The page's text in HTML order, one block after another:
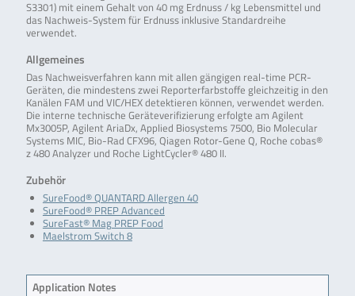
S3301) mit einem Gehalt von 40 mg Erdnuss / kg Lebensmittel und
das Nachweis-System für Erdnuss inklusive Standardreihe
verwendet.
Allgemeines
Das Nachweisverfahren kann mit allen gängigen real-time PCR-
Geräten, die mindestens zwei Reporterfarbstoffe gleichzeitig in den
Kanälen FAM und VIC/HEX detektieren können, verwendet werden.
Die interne technische Geräteverifizierung erfolgte am Agilent
Mx3005P, Agilent AriaDx, Applied Biosystems 7500, Bio Molecular
Systems MIC, Bio-Rad CFX96, Qiagen Rotor-Gene Q, Roche cobas®
z 480 Analyzer und Roche LightCycler® 480 II.
Zubehör
SureFood® QUANTARD Allergen 40
SureFood® PREP Advanced
SureFast® Mag PREP Food
Maelstrom Switch 8
Application Notes